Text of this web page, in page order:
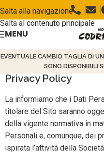
Salta alla navigazione
Salta al contenuto principale
MENU
EVENTUALE CAMBIO TAGLIA DI
SONO DISPONIBILI
Privacy Policy
La informiamo che i Dati
titolare del Sito saranno
della vigente normativa in
Personali e, comunque, dei
ispirata l’attività della